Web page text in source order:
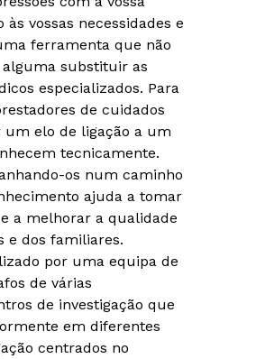
vossas necessidades e
ferramenta que não
substituir as
especializados. Para
de cuidados
um elo de ligação a um
tecnicamente.
os num caminho
ajuda a tomar
a melhorar a qualidade
e dos familiares.
por uma equipa de
de várias
de investigação que
em diferentes
centrados no